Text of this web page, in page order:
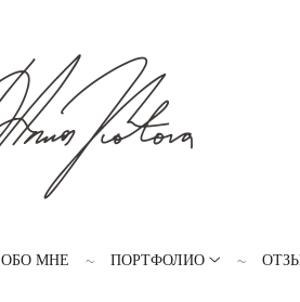
ОБО МНЕ ПОРТФОЛИО